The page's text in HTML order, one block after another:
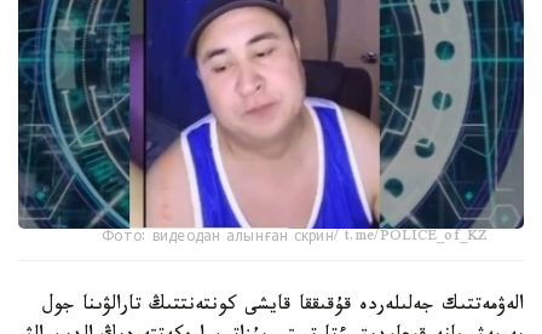
Фото: видеодан алынған скрин/ t.me/POLICE_of_KZ
الەۋمەتتىك جەلىلەردە قۇقىققا قايشى كونتەنتتىڭ تارالۋىنا جول